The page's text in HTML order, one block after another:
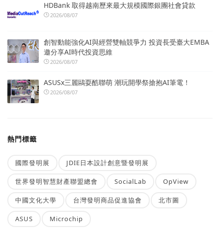
HDBank 取得越南歷來最大規模國際銀團社會貸款
2026/08/07
創智動能強化AI與經營雙軸競爭力 投資長受臺大EMBA
邀分享AI時代投資思維
2026/08/07
ASUSx三麗鷗耍酷聯萌 潮玩開學祭搶抱AI筆電！
2026/08/07
熱門標籤
國際發明展 JDIE日本設計創意暨發明展
世界發明智慧財產聯盟總會 SocialLab OpView
中國文化大學 台灣發明商品促進協會 北市圖
ASUS Microchip